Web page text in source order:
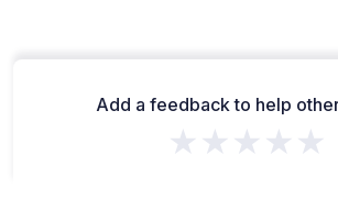
Add a feedback to help
★★★★★